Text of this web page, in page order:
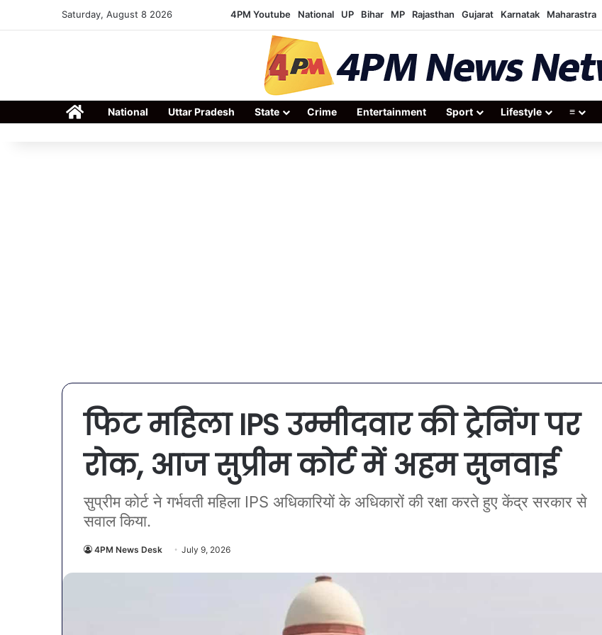
Saturday, August 8 2026 4PM Youtube National UP Bihar MP Rajasthan Gujarat Karnatak Maharastra
HomeNational Uttar Pradesh State Crime Entertainment Sport Lifestyle ≡
फिट महिला IPS उम्मीदवार की ट्रेनिंग पर
रोक, आज सुप्रीम कोर्ट में अहम सुनवाई
सुप्रीम कोर्ट ने गर्भवती महिला IPS अधिकारियों के अधिकारों की रक्षा करते हुए केंद्र सरकार से
सवाल किया.
4PM News Desk July 9, 2026